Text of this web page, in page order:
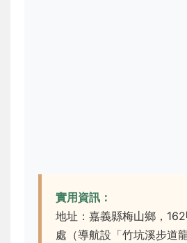
實用資訊：
地址：嘉義縣梅山鄉，
處（導航設「竹坑溪步道